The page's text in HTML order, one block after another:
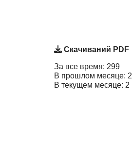
Скачиваний PDF
За все время: 299
В прошлом месяце: 2
В текущем месяце: 2